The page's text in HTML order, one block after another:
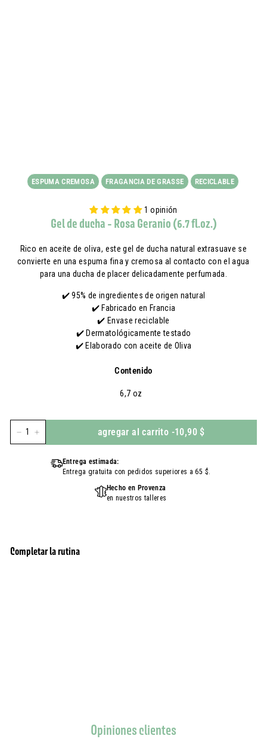
ESPUMA CREMOSA FRAGANCIA DE GRASSE RECICLABLE
1 opinión
Gel de ducha - Rosa Geranio (6.7 fl.oz.)
Rico en aceite de oliva, este gel de ducha natural extrasuave se
convierte en una espuma fina y cremosa al contacto con el agua
para una ducha de placer delicadamente perfumada.
✔️ 95% de ingredientes de origen natural
✔️ Fabricado en Francia
✔️ Envase reciclable
✔️ Dermatológicamente testado
✔️ Elaborado con aceite de Oliva
Contenido
6,7 oz
agregar al carrito -10,90 $
Entrega estimada:
Entrega gratuita con pedidos superiores a 65 $.
Hecho en Provenza
en nuestros talleres
Completar la rutina
Opiniones clientes